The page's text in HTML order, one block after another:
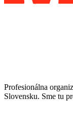
Profesionálna
Slovensku. Sme tu